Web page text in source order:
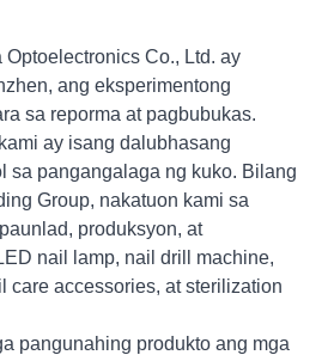
Co., Ltd. ay
ang eksperimentong
sa reporma at pagbubukas.
ay isang dalubhasang
sa pangangalaga ng kuko. Bilang
Group, nakatuon kami sa
produksyon, at
nail lamp, nail drill machine,
care accessories, at sterilization
pangunahing produkto ang mga